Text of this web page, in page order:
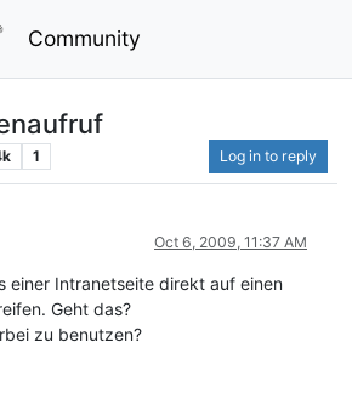
Community
1 Log in to reply
Oct 6, 2009, 11:37 AM
einer Intranetseite direkt auf einen
Geht das?
zu benutzen?